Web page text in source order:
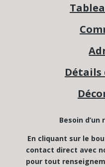
Détails
Besoin
En cliquant sur le
contact direct avec
pour tout